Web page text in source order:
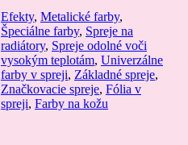
Efekty, Metalické farby,
Špeciálne farby, Spreje na
radiátory, Spreje odolné voči
vysokým teplotám, Univerzálne
farby v spreji, Základné spreje,
Značkovacie spreje, Fólia v
spreji, Farby na kožu